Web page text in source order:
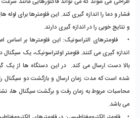
فشار و دما را اندازه گیری کند. این فلومترها برای
و نتایج خوبی را در اندازه گیری دارند.
• فلومترهای التراسونیک: این فلومترها بر اساس
اندازه گیری می کنند. فلومتر اولتراسونیک، یک
بالا دست ارسال می کند. در این دستگاه ها از یک
شده است که مدت زمان ارسال و بازگشت دو سیگنال
محاسبات مربوط به زمان رفت و برگشت سیگنال ها،
می باشد.